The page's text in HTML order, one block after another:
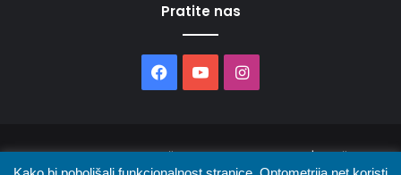
Pratite nas
Facebook
YouTubeInstagram
© 2026. Sva prava pridržana. Opto Media d.o.o. | Održava